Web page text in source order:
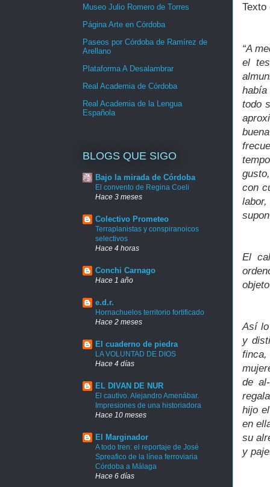
Texto
“A
el
todo
con
El
Así
y
de
hijo
en
su
y
Museo Julio Romero de Torres
Página Arte en Córdoba
Paseos por Córdoba de Ramírez de
Arellano
Plataforma A Desalambrar
Real Academia de Córdoba
Real Academia de la Lengua
Española
BLOGS QUE SIGO
Bajo la mirada de Córdoba
El convento de Regina Coeli
Hace 3 meses
Colectivo Prometeo
Terraplanistas y conspiranoicos
selectivos
Hace 4 horas
Conchi Carnago
Hace 1 año
e.d.r.
Hornachuelos territorio fortificado
Hace 2 meses
El cuaderno de piedra
LA VOLUNTAD DE DIOS
Hace 4 días
EL DIVAN DE NUR
El cautivo. Alejandro Amenábar.
Impresiones de una historiadora
Hace 10 meses
El Marginador
A todo tren: el reportaje de José
Spreafico de la línea ferroviaria
Córdoba a Málaga
Hace 6 días